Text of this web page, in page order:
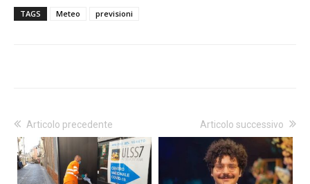
TAGS Meteo previsioni
Articolo precedente Articolo successivo